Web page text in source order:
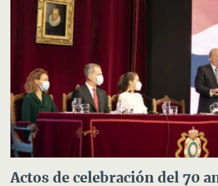
Actos de celebración del 70